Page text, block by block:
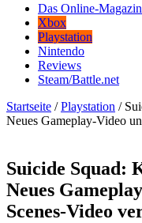
Das Online-
Xbox
Playstation
Nintendo
Reviews
Steam/Battle.net
Startseite / Playstation /
Neues Gameplay-Video
Suicide Squad:
Neues
Scenes-Video